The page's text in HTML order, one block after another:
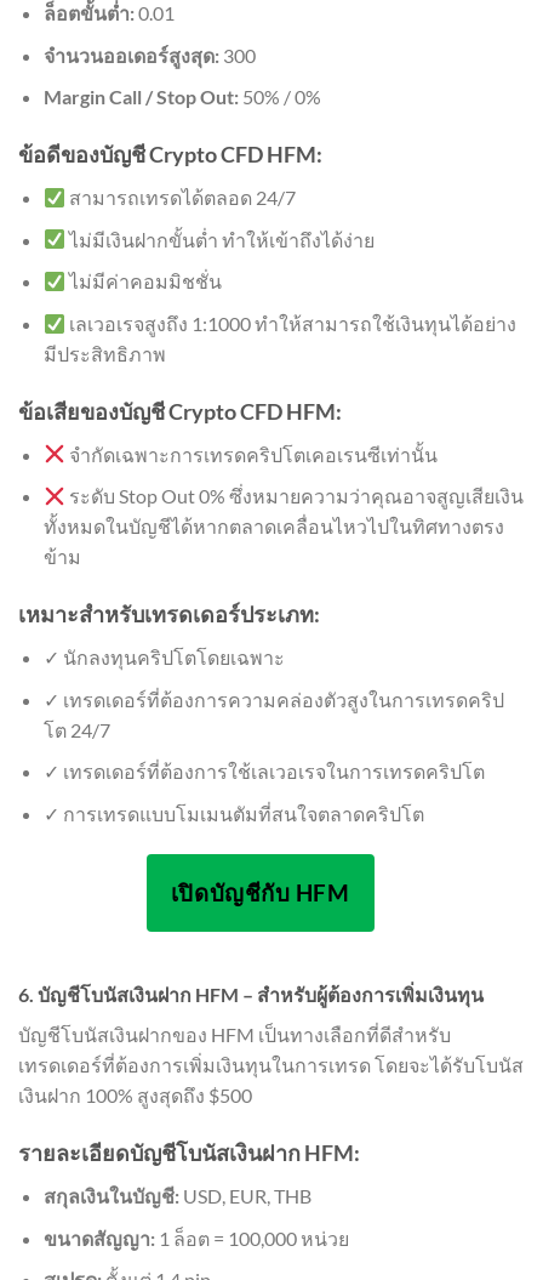
ล็อตขั้นต่ำ:0.01
จำนวนออเดอร์สูงสุด:300
Margin Call / Stop Out:50% / 0%
ข้อดีของบัญชี Crypto CFD HFM:
สามารถเทรดได้ตลอด 24/7
ไม่มีเงินฝากขั้นต่ำ ทำให้เข้าถึงได้ง่าย
ไม่มีค่าคอมมิชชั่น
เลเวอเรจสูงถึง 1:1000 ทำให้สามารถใช้เงินทุนได้อย่าง
มีประสิทธิภาพ
ข้อเสียของบัญชี Crypto CFD HFM:
จำกัดเฉพาะการเทรดคริปโตเคอเรนซีเท่านั้น
ระดับ Stop Out 0% ซึ่งหมายความว่าคุณอาจสูญเสียเงิน
ทั้งหมดในบัญชีได้หากตลาดเคลื่อนไหวไปในทิศทางตรง
ข้าม
เหมาะสำหรับเทรดเดอร์ประเภท:
✓ นักลงทุนคริปโตโดยเฉพาะ
✓ เทรดเดอร์ที่ต้องการความคล่องตัวสูงในการเทรดคริป
โต 24/7
✓ เทรดเดอร์ที่ต้องการใช้เลเวอเรจในการเทรดคริปโต
✓ การเทรดแบบโมเมนตัมที่สนใจตลาดคริปโต
เปิดบัญชีกับ HFM
6. บัญชีโบนัสเงินฝาก HFM – สำหรับผู้ต้องการเพิ่มเงินทุน
บัญชีโบนัสเงินฝากของ HFM เป็นทางเลือกที่ดีสำหรับ
เทรดเดอร์ที่ต้องการเพิ่มเงินทุนในการเทรด โดยจะได้รับโบนัส
เงินฝาก 100% สูงสุดถึง $500
รายละเอียดบัญชีโบนัสเงินฝาก HFM:
สกุลเงินในบัญชี:USD, EUR, THB
ขนาดสัญญา:1 ล็อต = 100,000 หน่วย